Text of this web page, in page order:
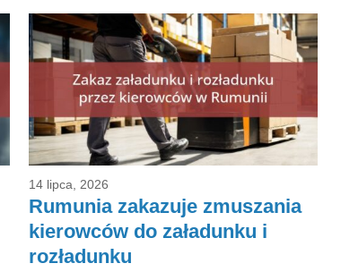
14 lipca, 2026
Rumunia zakazuje zmuszania
kierowców do załadunku i
rozładunku